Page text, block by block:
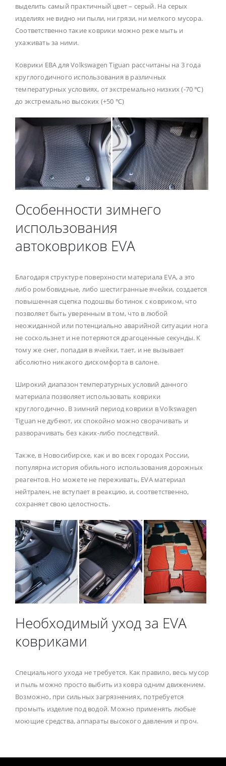
выделить самый практичный цвет – серый. На серых
изделиях не видно ни пыли, ни грязи, ни мелкого мусора.
Соответственно такие коврики можно реже мыть и
ухаживать за ними.
Коврики ЕВА для Volkswagen Tiguan рассчитаны на 3 года
круглогодичного использования в различных
температурных условиях, от экстремально низких (-70 ℃)
до экстремально высоких (+50 ℃)
Особенности зимнего
использования
автоковриков EVA
Благодаря структуре поверхности материала EVA, а это
либо ромбовидные, либо шестигранные ячейки, создается
повышенная сцепка подошвы ботинок с ковриком, что
позволяет быть уверенным в том, что в любой
неожиданной или потенциально аварийной ситуации нога
не соскользнет и не потеряются драгоценные секунды. К
тому же снег, попадая в ячейки, тает, и не вызывает
абсолютно никакого дискомфорта в салоне.
Широкий диапазон температурных условий данного
материала позволяет использовать коврики
круглогодично. В зимний период коврики в Volkswagen
Tiguan не дубеют, их спокойно можно сворачивать и
разворачивать без каких-либо последствий.
Также, в Новосибирске, как и во всех городах России,
популярна история обильного использования дорожных
реагентов. Но можете не переживать, EVA материал
нейтрален, не вступает в реакцию, и, соответственно,
сохраняет свою целостность.
Необходимый уход за EVA
ковриками
Специального ухода не требуется. Как правило, весь мусор
и пыль можно просто выбить из ковра одним движением.
Возможно, при сильных загрязнениях, потребуется
промыть изделие под водой. Можно применять любые
моющие средства, аппараты высокого давления и проч.